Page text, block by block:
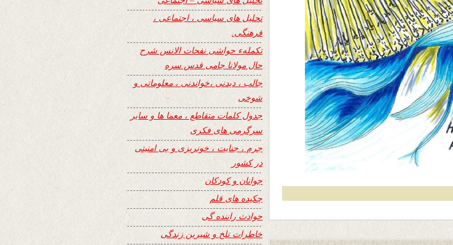
تحلیل های سیاسی ، اجتماعی ،
فرهنگی.
تکملهء حواشی نفحات الانس شرح
حال مولانا جامی قدس سره
جالب ، دیدنی ،خواندنی ، معلوماتی و
شوخی
جدول کلمات متقاطع ، معما ها و سایر
سرگرمی های فکری
جرم ، جنایت ، خونریزی و بی امنیتی
در کشور
جوانان و کودکان
چکیده های قلم
حوادث راننده گی
خاطرات تلخ و شیرین زندگی